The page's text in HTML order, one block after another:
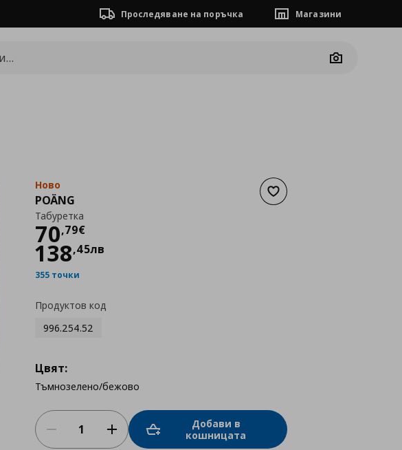
Проследяване на поръчка Магазини
Camera
Добави към списъка с
Ново
POÄNG
Табуретка
70,79€
Цена
138,45лв
355 точки
Продуктов код
996.254.52
Цвят:
Тъмнозелено/бежово
Добави в
кошницата